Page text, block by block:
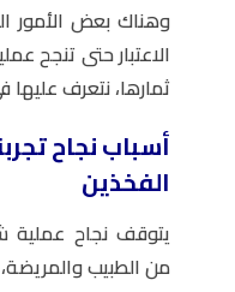
وهناك بعض الأمور
الاعتبار حتى تنجح
ثمارها، نتعرف عليها
أسباب نجاح
الفخذين
يتوقف نجاح
من الطبيب والمريضة،